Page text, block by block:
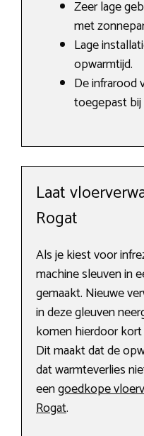
Zeer lage
met
Lage
opwarmtijd.
De infrarood
toegepast bij
Laat
Rogat
Als je kiest voor
machine sleuven in
gemaakt. Nieuwe
in deze gleuven
komen hierdoor
Dit maakt dat de
dat warmteverlies
eengoedkope
Rogat.